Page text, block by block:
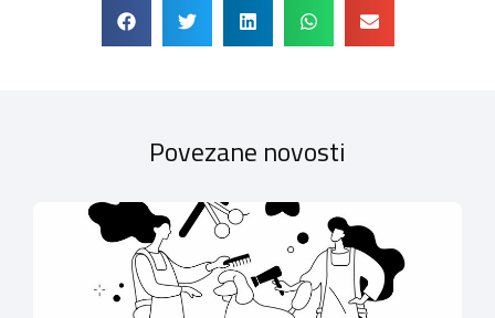
Povezane novosti